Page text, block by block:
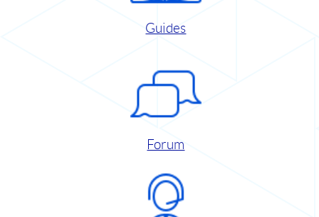
Guides
Forum